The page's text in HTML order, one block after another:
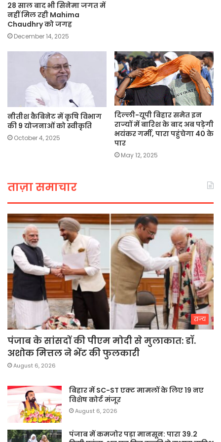
28 साल बाद भी सिनेमा जगत में
नहीं मिल रही Mahima
Chaudhry को जगह
December 14, 2025
नीतीश कैबिनेट में कृषि विभाग
की 9 योजनाओं को स्वीकृति
October 4, 2025
दिल्ली-यूपी बिहार समेत इन
राज्यों में बारिश के बाद अब पड़ेगी
भयंकर गर्मी, पारा पहुंचेगा 40 के
पार
May 12, 2025
ताज़ा समाचार
राज्य
पंजाब के सांसदों की पीएम मोदी से मुलाकात: डॉ.
अशोक मित्तल ने भेंट की फुलकारी
August 6, 2026
बिहार में SC-ST एक्ट मामलों के लिए 19 नए
विशेष कोर्ट मंजूर
August 6, 2026
पंजाब में कमजोर पड़ा मानसून: पारा 39.2